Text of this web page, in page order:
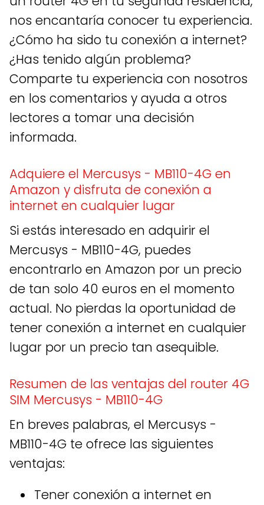
nos encantaría conocer tu experiencia.
¿Cómo ha sido tu conexión a internet?
¿Has tenido algún problema?
Comparte tu experiencia con nosotros
en los comentarios y ayuda a otros
lectores a tomar una decisión
informada.
Adquiere el Mercusys - MB110-4G en
Amazon y disfruta de conexión a
internet en cualquier lugar
Si estás interesado en adquirir el
Mercusys - MB110-4G, puedes
encontrarlo en Amazon por un precio
de tan solo 40 euros en el momento
actual. No pierdas la oportunidad de
tener conexión a internet en cualquier
lugar por un precio tan asequible.
Resumen de las ventajas del router 4G
SIM Mercusys - MB110-4G
En breves palabras, el Mercusys -
MB110-4G te ofrece las siguientes
ventajas:
Tener conexión a internet en